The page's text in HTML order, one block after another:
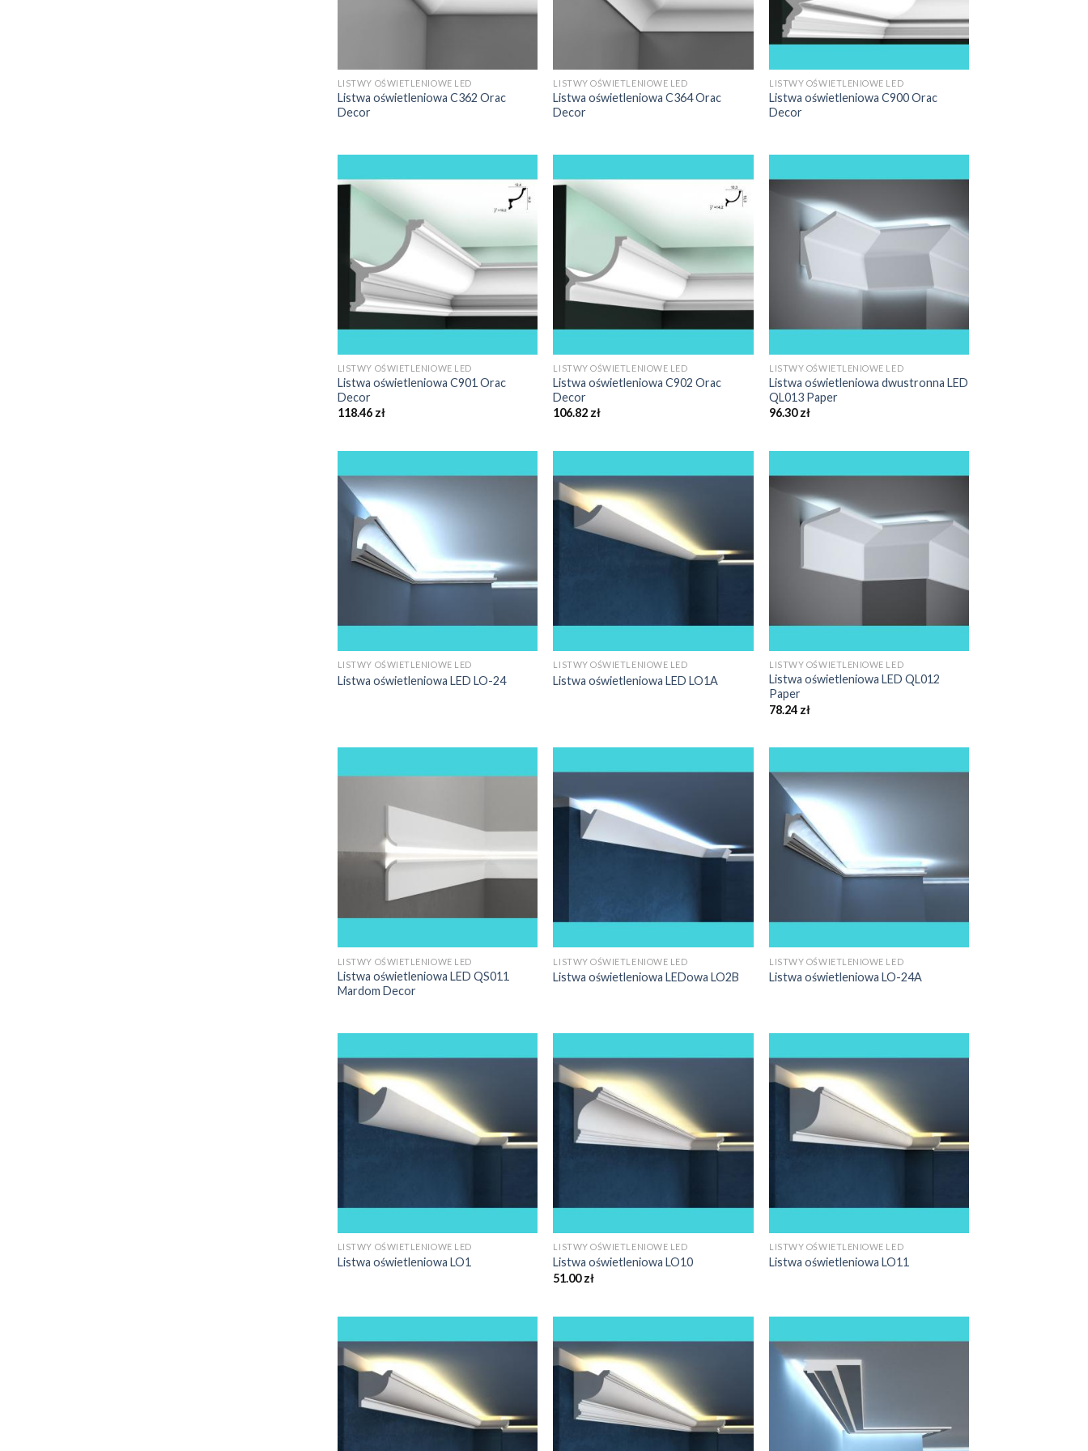
powinna przynieść nam wiele satysfakcji. Natomiast końcowy rezultat i efekt może stanowić prawdziwą
wizytówkę domu lub mieszkania, od której nie będą mogli oderwać wzroku nasi goście..
LISTWY OŚWIETLENIOWE LED
Listwa oświetleniowa C362 Orac
Decor
LISTWY OŚWIETLENIOWE LED
Listwa oświetleniowa C364 Orac
Decor
LISTWY OŚWIETLENIOWE LED
Listwa oświetleniowa C900 Orac
Decor
LISTWY OŚWIETLENIOWE LED
Listwa oświetleniowa C901 Orac
Decor
118.46 zł
LISTWY OŚWIETLENIOWE LED
Listwa oświetleniowa C902 Orac
Decor
106.82 zł
LISTWY OŚWIETLENIOWE LED
Listwa oświetleniowa dwustronna LED
QL013 Paper
96.30zł
LISTWY OŚWIETLENIOWE LED
Listwa oświetleniowa LED LO-24
LISTWY OŚWIETLENIOWE LED
Listwa oświetleniowa LED LO1A
LISTWY OŚWIETLENIOWE LED
Listwa oświetleniowa LED QL012
Paper
78.24 zł
LISTWY OŚWIETLENIOWE LED
Listwa oświetleniowa LED QS011
Mardom Decor
LISTWY OŚWIETLENIOWE LED
Listwa oświetleniowa LEDowa LO2B
LISTWY OŚWIETLENIOWE LED
Listwa oświetleniowa LO-24A
LISTWY OŚWIETLENIOWE LED
Listwa oświetleniowa LO1
LISTWY OŚWIETLENIOWE LED
Listwa oświetleniowa LO10
51.00zł
LISTWY OŚWIETLENIOWE LED
Listwa oświetleniowa LO11